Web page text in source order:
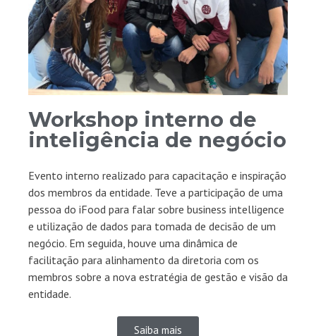
Workshop interno de
inteligência de negócio
Evento interno realizado para capacitação e inspiração
dos membros da entidade. Teve a participação de uma
pessoa do iFood para falar sobre business intelligence
e utilização de dados para tomada de decisão de um
negócio. Em seguida, houve uma dinâmica de
facilitação para alinhamento da diretoria com os
membros sobre a nova estratégia de gestão e visão da
entidade.
Saiba mais